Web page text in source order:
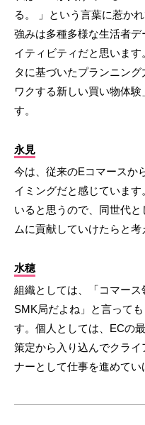
る。 」という言葉に惹か
強みは多種多様な生活者
イティビティだと思いま
タに基づいたプランニン
ワクする新しい買い物体
す。
永見
今は、従来のEコマースか
イミングだと感じていま
いると思うので、同世代
ムに貢献していけたらと考
水穂
組織としては、「コマー
SMK局だよね」と言って
す。個人としては、ECの
策定から入り込んでクラ
ナーとして仕事を進めてい